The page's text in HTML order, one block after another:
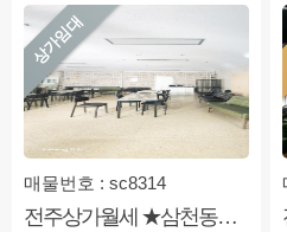
상가임대
매물번호 : sc8314
전주상가월세 ★삼천동★1층★삼리단길★안쪽상가★업종문의